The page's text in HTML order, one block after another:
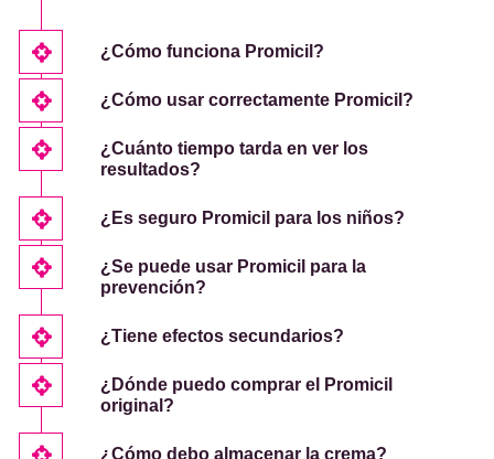
¿Cómo funciona Promicil?
¿Cómo usar correctamente Promicil?
¿Cuánto tiempo tarda en ver los
resultados?
¿Es seguro Promicil para los niños?
¿Se puede usar Promicil para la
prevención?
¿Tiene efectos secundarios?
¿Dónde puedo comprar el Promicil
original?
¿Cómo debo almacenar la crema?